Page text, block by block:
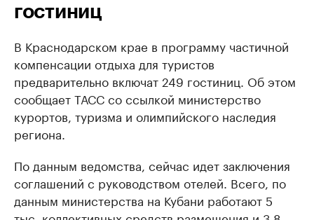
гостиниц
В Краснодарском крае в программу частичной
компенсации отдыха для туристов
предварительно включат 249 гостиниц. Об этом
сообщает ТАСС со ссылкой министерство
курортов, туризма и олимпийского наследия
региона.
По данным ведомства, сейчас идет заключения
соглашений с руководством отелей. Всего, по
данным министерства на Кубани работают 5